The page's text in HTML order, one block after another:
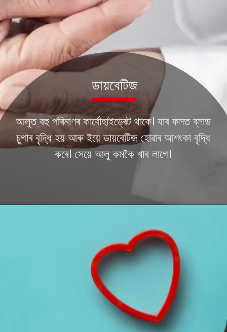
আলুত বহু পৰিমাণৰ কাৰ্বোহাইড্ৰেট থাকে। যাৰ ফলত ব্লাড
চুগাৰ বৃদ্ধি হয় আৰু ইয়ে ডায়বেটিজ হোৱাৰ আশংকা বৃদ্ধি
কৰে। সেয়ে আলু কমকৈ খাব লাগে।
ডায়বেটিজ